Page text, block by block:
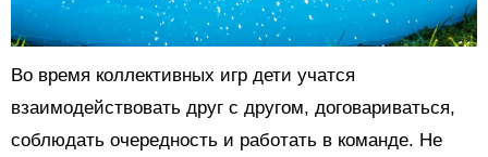
Во время коллективных игр дети учатся
взаимодействовать друг с другом, договариваться,
соблюдать очередность и работать в команде. Не